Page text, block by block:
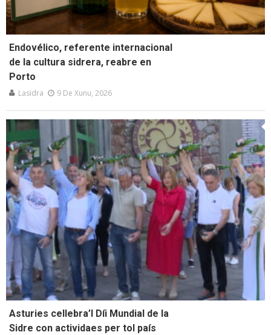
Endovélico, referente internacional
de la cultura sidrera, reabre en
Porto
Lasidra 9 De Xunu, 2026
Asturies cellebra’l Díi Mundial de la
Sidre con actividaes per tol país